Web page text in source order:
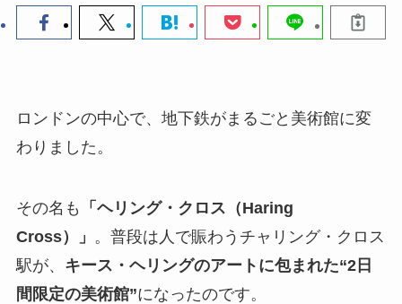
ロンドンの中心で、地下鉄がまるごと美術館に変
わりました。
その名も 「 ヘリング・クロス （Haring
Cross）」 。普段は人で賑わうチャリング・クロス
駅が、 キース・ヘリングのアートに包まれた“2日
間限定の美術館”になったのです。